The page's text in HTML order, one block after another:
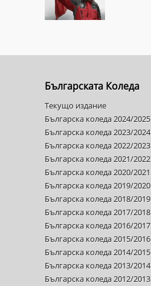
Българската Коледа
Текущо издание
Българска коледа 2024/2025
Българска коледа 2023/2024
Българска коледа 2022/2023
Българска коледа 2021/2022
Българска коледа 2020/2021
Българска коледа 2019/2020
Българска коледа 2018/2019
Българска коледа 2017/2018
Българска коледа 2016/2017
Българска коледа 2015/2016
Българска коледа 2014/2015
Българска коледа 2013/2014
Българска коледа 2012/2013